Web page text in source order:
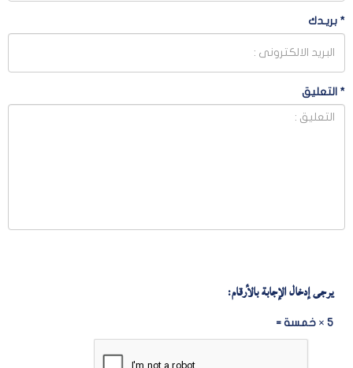
* بريـدك
* التعليق
يرجى إدخال الإجابة بالأرقام:
5 × خمسة =